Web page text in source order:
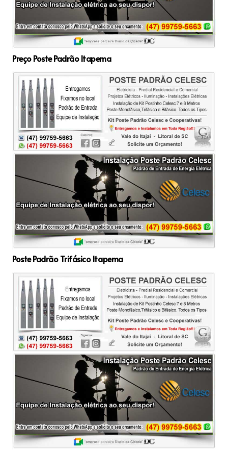
Preço Poste Padrão Itapema
Poste Padrão Trifásico Itapema